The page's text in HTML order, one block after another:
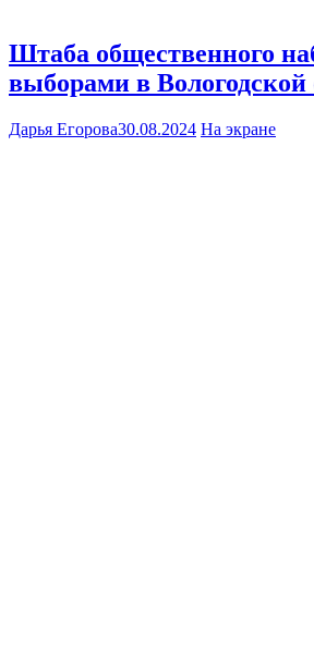
Штаба общественного
выборами в Вологодской
Дарья Егорова30.08.2024 На экране